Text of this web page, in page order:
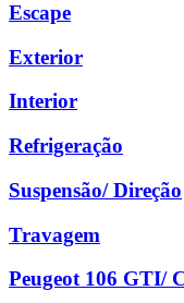
Escape
Exterior
Interior
Refrigeração
Suspensão/ Direção
Travagem
Peugeot 106 GTI/